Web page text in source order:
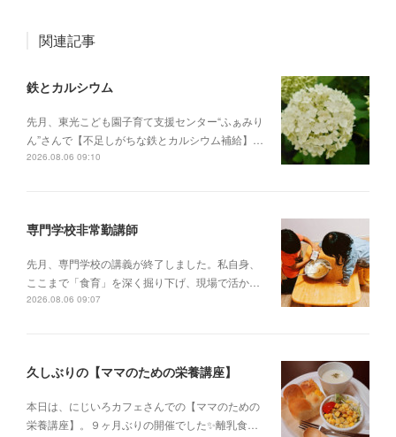
関連記事
鉄とカルシウム
先月、東光こども園子育て支援センター“ふぁみり
ん”さんで【不足しがちな鉄とカルシウム補給】…
2026.08.06 09:10
専門学校非常勤講師
先月、専門学校の講義が終了しました。私自身、
ここまで「食育」を深く掘り下げ、現場で活か…
2026.08.06 09:07
久しぶりの【ママのための栄養講座】
本日は、にじいろカフェさんでの【ママのための
栄養講座】。９ヶ月ぶりの開催でした✨離乳食…